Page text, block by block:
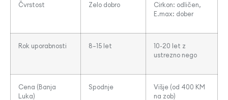
Čvrstost Zelo dobro
Cirkon: odličen,
E.max: dober
Rok uporabnosti 8–15 let
10-20 let z
ustrezno nego
Cena (Banja
Luka)
Spodnje
Višje (od 400 KM
na zob)